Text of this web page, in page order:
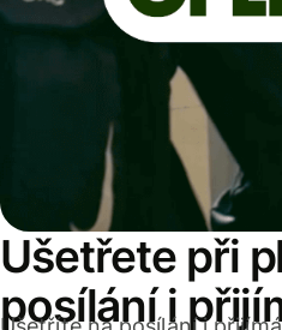
Ušetřete při
posílání i